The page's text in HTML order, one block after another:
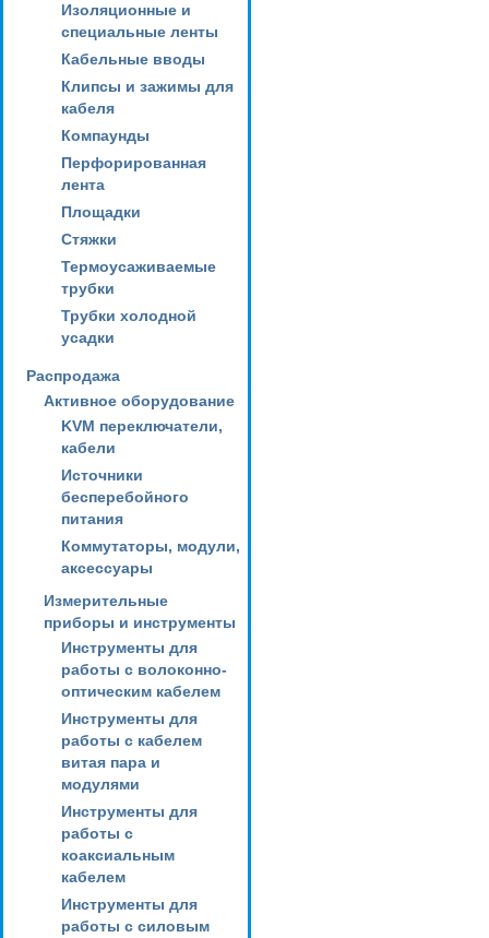
Изоляционные и
специальные ленты
Кабельные вводы
Клипсы и зажимы для
кабеля
Компаунды
Перфорированная
лента
Площадки
Стяжки
Термоусаживаемые
трубки
Трубки холодной
усадки
Распродажа
Активное оборудование
KVM переключатели,
кабели
Источники
бесперебойного
питания
Коммутаторы, модули,
аксессуары
Измерительные
приборы и инструменты
Инструменты для
работы с волоконно-
оптическим кабелем
Инструменты для
работы с кабелем
витая пара и
модулями
Инструменты для
работы с
коаксиальным
кабелем
Инструменты для
работы с силовым